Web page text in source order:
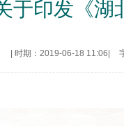
于印发《湖
时期：2019-06-18 11:06